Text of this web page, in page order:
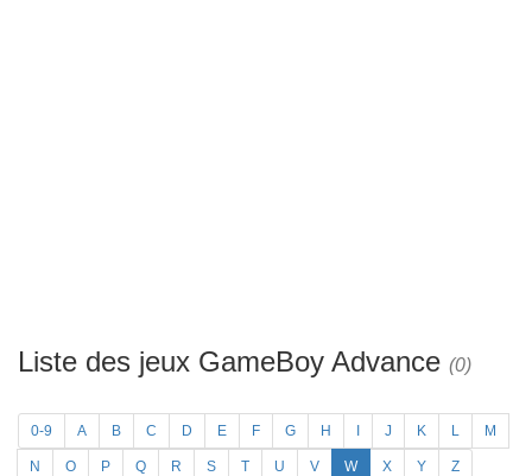
Liste des jeux GameBoy Advance (0)
0-9 A B C D E F G H J K L M
N O P Q R S T U V W X Y Z